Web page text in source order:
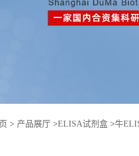
> 产品展厅 >ELISA试剂盒 >牛